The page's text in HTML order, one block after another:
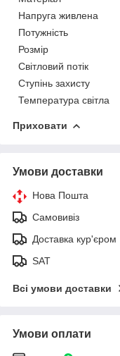
Напруга живлена
Потужність
Розмір
Світловий потік
Ступінь захисту
Температура світла
Приховати
Умови доставки
Нова Пошта
Самовивіз
Доставка кур'єром
SAT
Всі умови доставки
Умови оплати